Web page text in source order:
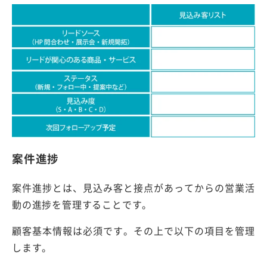
案件進捗
案件進捗とは、見込み客と接点があってからの営業活
動の進捗を管理することです。
顧客基本情報は必須です。その上で以下の項目を管理
します。